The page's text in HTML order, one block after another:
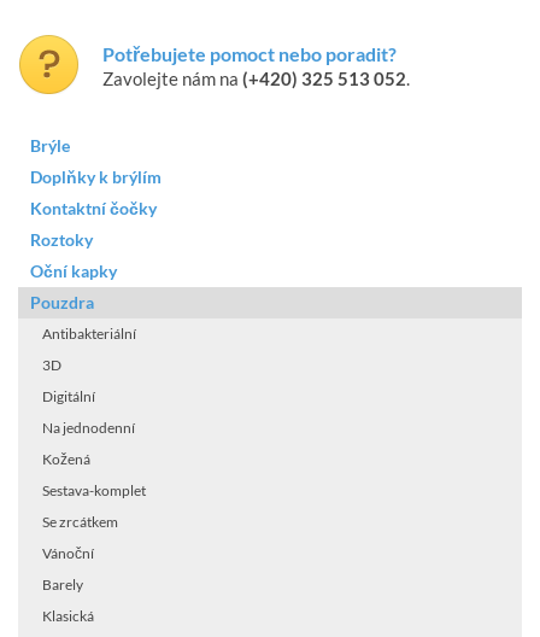
Potřebujete pomoct nebo poradit?
Zavolejte nám na (+420) 325 513 052.
Brýle
Doplňky k brýlím
Kontaktní čočky
Roztoky
Oční kapky
Pouzdra
Antibakteriální
3D
Digitální
Na jednodenní
Kožená
Sestava-komplet
Se zrcátkem
Vánoční
Barely
Klasická